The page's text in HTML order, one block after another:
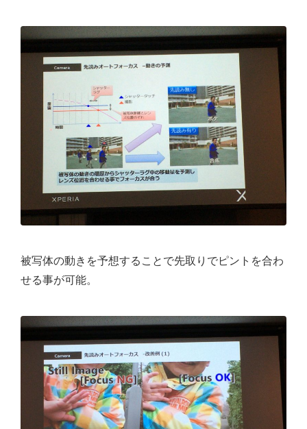
被写体の動きを予想することで先取りでピントを合わ
せる事が可能。